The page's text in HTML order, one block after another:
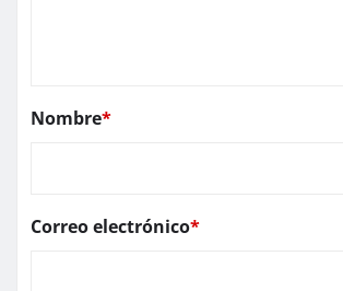
Nombre*
Correo electrónico*